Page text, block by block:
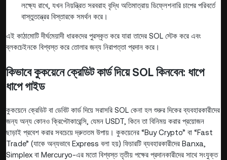
লক্ষ্যে রাখে, যখন নিয়ন্ত্রিত সরবরাহ বৃদ্ধি অতিমাত্রায় ডিফ্লেশনারি চাপের পরিবর্তে
বাস্তুতন্ত্রের বিস্তারকে সমর্থন করে।
এই কাঠামোটি দীর্ঘমেয়াদী ধারকদের পুরস্কৃত করে যারা তাদের SOL স্টেক করে এবং
ব্লকচেইনকে বিশ্বস্ত করে তোলার জন্য নিরাপত্তা প্রদান করে।
কিভাবে কুকয়েনে ক্রেডিট কার্ড দিয়ে SOL কিনবেন: ধাপে
ধাপে গাইড
কুকয়েনে ক্রেডিট বা ডেবিট কার্ড দিয়ে সরাসরি SOL কেনা হল শুরুর দিকের ব্যবহারকারীদের
জন্য অন্য কোনও ক্রিপ্টোকারেন্সি, যেমন USDT, কিনে তা বিনিময় করার প্রয়োজন
ছাড়াই প্রবেশ করার সবচেয়ে দ্রুততম উপায়। কুকয়েনের “Buy Crypto” বা “Fast
Trade” (যাকে অন্যভাবে Express বলা হয়) ফিচারটি ব্যবহারকারীদের Banxa,
Simplex বা Mercuryo-এর মতো বিশ্বস্ত তৃতীয় পক্ষের প্রদানকারীদের সাথে সংযুক্ত